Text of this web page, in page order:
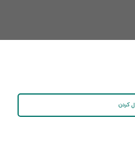
کردن